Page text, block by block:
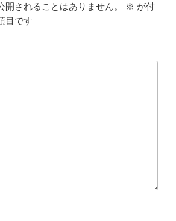
開されることはありません。 ※ が付
目です